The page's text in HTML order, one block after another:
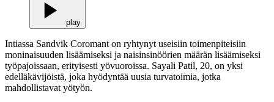
play
Intiassa Sandvik Coromant on ryhtynyt useisiin toimenpiteisiin
moninaisuuden lisäämiseksi ja naisinsinöörien määrän lisäämiseksi
työpajoissaan, erityisesti yövuoroissa. Sayali Patil, 20, on yksi
edelläkävijöistä, joka hyödyntää uusia turvatoimia, jotka
mahdollistavat yötyön.